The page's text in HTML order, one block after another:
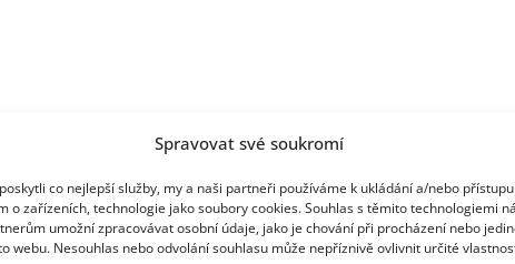
Spravovat své soukromí
co nejlepší služby, my a naši partneři používáme k ukládání a/nebo
o zařízeních, technologie jako soubory cookies. Souhlas s těmito technologiemi
umožní zpracovávat osobní údaje, jako je chování při procházení nebo
webu. Nesouhlas nebo odvolání souhlasu může nepříznivě ovlivnit určité